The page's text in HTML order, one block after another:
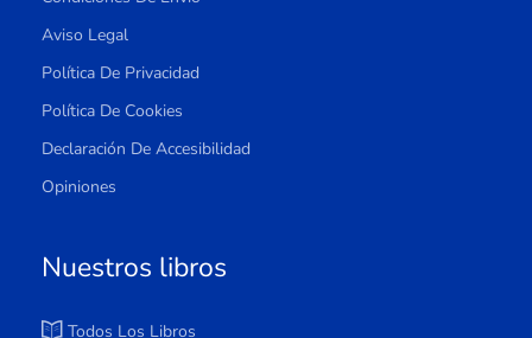
Aviso Legal
Política De Privacidad
Política De Cookies
Declaración De Accesibilidad
Opiniones
Nuestros libros
Todos Los Libros